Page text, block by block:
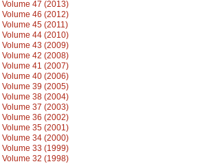
Volume 47 (2013)
Volume 46 (2012)
Volume 45 (2011)
Volume 44 (2010)
Volume 43 (2009)
Volume 42 (2008)
Volume 41 (2007)
Volume 40 (2006)
Volume 39 (2005)
Volume 38 (2004)
Volume 37 (2003)
Volume 36 (2002)
Volume 35 (2001)
Volume 34 (2000)
Volume 33 (1999)
Volume 32 (1998)